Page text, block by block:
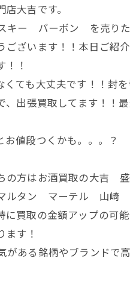
大吉です。
ー バーボン を売りた
ざいます！！本日ご紹
！
ても大丈夫です！！封
、出張買取してます！！
値段つくかも。。。？
の方はお酒買取の大吉 盛
ルタン マーテル 山
買取の金額アップの可能
す！
がある銘柄やブランドで